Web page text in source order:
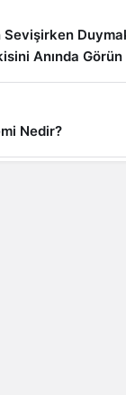
Sevişirken
Anında Görün
Nedir?